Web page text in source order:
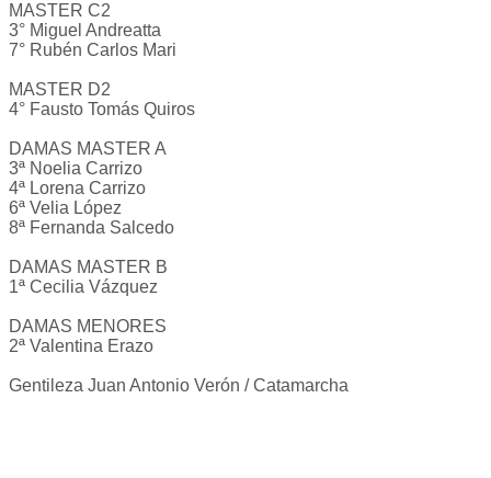
MASTER C2
3° Miguel Andreatta
7° Rubén Carlos Mari
MASTER D2
4° Fausto Tomás Quiros
DAMAS MASTER A
3ª Noelia Carrizo
4ª Lorena Carrizo
6ª Velia López
8ª Fernanda Salcedo
DAMAS MASTER B
1ª Cecilia Vázquez
DAMAS MENORES
2ª Valentina Erazo
Gentileza Juan Antonio Verón / Catamarcha